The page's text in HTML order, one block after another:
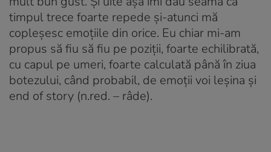
timpul trece foarte repede şi-atunci mă
copleşesc emoţiile din orice. Eu chiar mi-am
propus să fiu să fiu pe poziţii, foarte echilibrată,
cu capul pe umeri, foarte calculată până în ziua
botezului, când probabil, de emoţii voi leşina şi
end of story (n.red. – râde).